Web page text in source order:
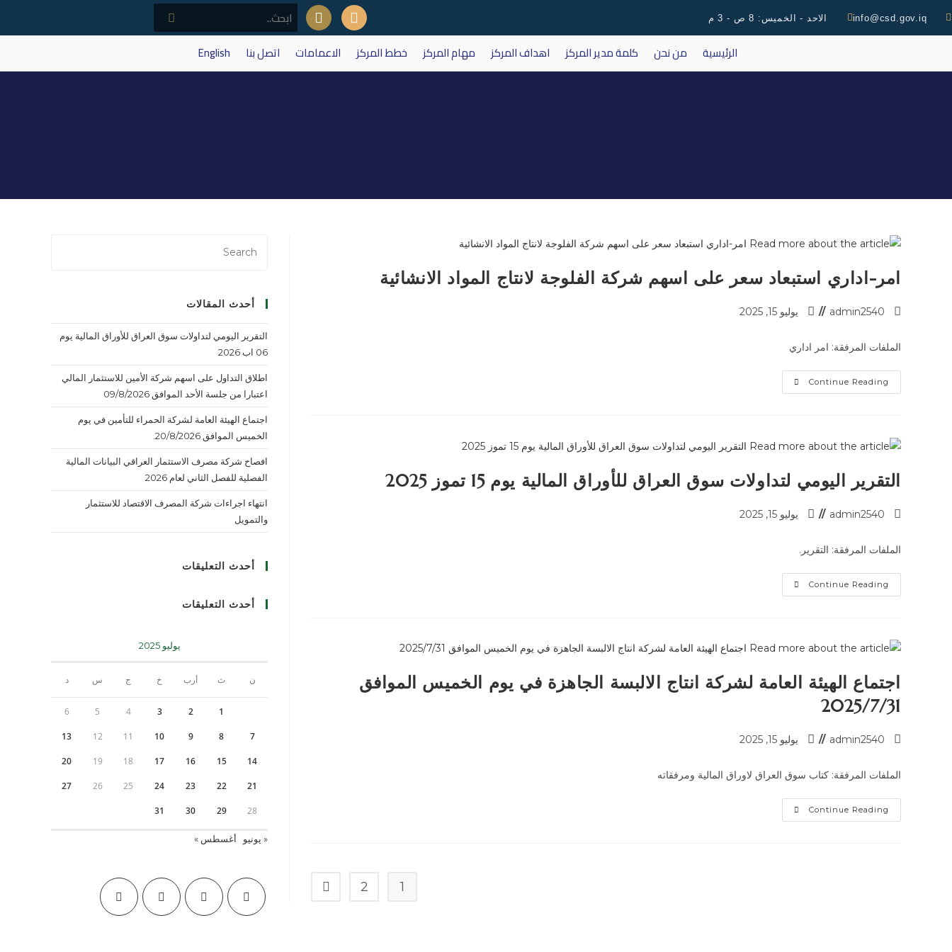
info@csd.gov.iq الاحد - الخميس: 8 ص - 3 م
الرئيسية من نحن كلمة مدير المركز اهداف المركز مهام المركز خطط المركز الاعمامات اتصل بنا English
امر-اداري استبعاد سعر على اسهم شركة الفلوجة لانتاج المواد الانشائية
admin2540 يوليو 15, 2025
الملفات المرفقة: امر اداري
Continue Reading
التقرير اليومي لتداولات سوق العراق للأوراق المالية يوم 15 تموز 2025
admin2540 يوليو 15, 2025
الملفات المرفقة: التقرير.
Continue Reading
اجتماع الهيئة العامة لشركة انتاج الالبسة الجاهزة في يوم الخميس الموافق
2025/7/31
admin2540 يوليو 15, 2025
الملفات المرفقة: كتاب سوق العراق لاوراق المالية ومرفقاته
Continue Reading
1
2
أحدث المقالات
التقرير اليومي لتداولات سوق العراق للأوراق المالية يوم
06 اب 2026
اطلاق التداول على اسهم شركة الأمين للاستثمار المالي
اعتبارا من جلسة الأحد الموافق 09/8/2026
اجتماع الهيئة العامة لشركة الحمراء للتأمين في يوم
الخميس الموافق 20/8/2026.
افصاح شركة مصرف الاستثمار العراقي البيانات المالية
الفصلية للفصل الثاني لعام 2026
انتهاء اجراءات شركة المصرف الاقتصاد للاستثمار
والتمويل
أحدث التعليقات
أحدث التعليقات
يوليو 2025
ن ث أرب خ ج س د
1
2
3
4
5
6
7
8
9
10
11
12
13
14
15
16
17
18
19
20
21
22
23
24
25
26
27
28
29
30
31
« يونيو أغسطس »